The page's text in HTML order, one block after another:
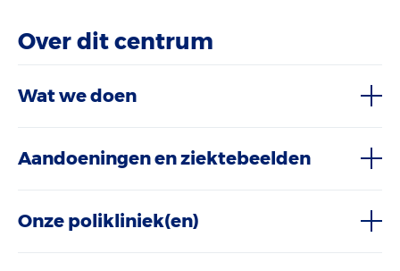
Over dit centrum
Wat we doen
Aandoeningen en ziektebeelden
Onze polikliniek(en)